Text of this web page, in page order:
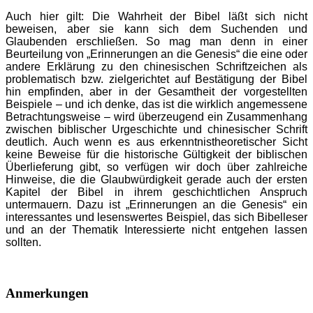
Auch hier gilt: Die Wahrheit der Bibel läßt sich nicht
beweisen, aber sie kann sich dem Suchenden und
Glaubenden erschließen. So mag man denn in einer
Beurteilung von „Erinnerungen an die Genesis“ die eine oder
andere Erklärung zu den chinesischen Schriftzeichen als
problematisch bzw. zielgerichtet auf Bestätigung der Bibel
hin empfinden, aber in der Gesamtheit der vorgestellten
Beispiele – und ich denke, das ist die wirklich angemessene
Betrachtungsweise – wird überzeugend ein Zusammenhang
zwischen biblischer Urgeschichte und chinesischer Schrift
deutlich. Auch wenn es aus erkenntnistheoretischer Sicht
keine Beweise für die historische Gültigkeit der biblischen
Überlieferung gibt, so verfügen wir doch über zahlreiche
Hinweise, die die Glaubwürdigkeit gerade auch der ersten
Kapitel der Bibel in ihrem geschichtlichen Anspruch
untermauern. Dazu ist „Erinnerungen an die Genesis“ ein
interessantes und lesenswertes Beispiel, das sich Bibelleser
und an der Thematik Interessierte nicht entgehen lassen
sollten.
Anmerkungen